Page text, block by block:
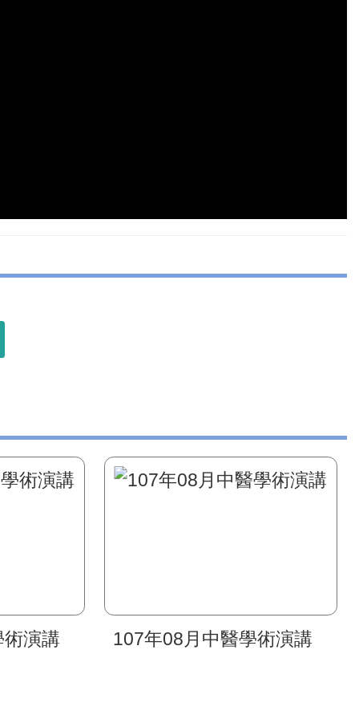
演講 107年08月中醫學術演講